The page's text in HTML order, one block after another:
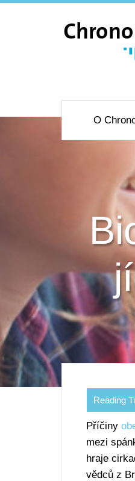
O
Příčiny
mezi
hraje
vědců z